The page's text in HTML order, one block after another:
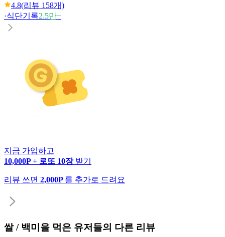
4.8(리뷰 158개)
·식단기록2.5만+
지금 가입하고
10,000P + 로또 10장 받기
리뷰 쓰면 2,000P 를 추가로 드려요
쌀 / 백미 을 먹은 유저들의 다른 리뷰